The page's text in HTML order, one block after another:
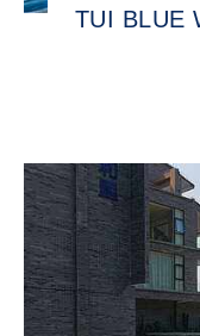
TUI BLUE